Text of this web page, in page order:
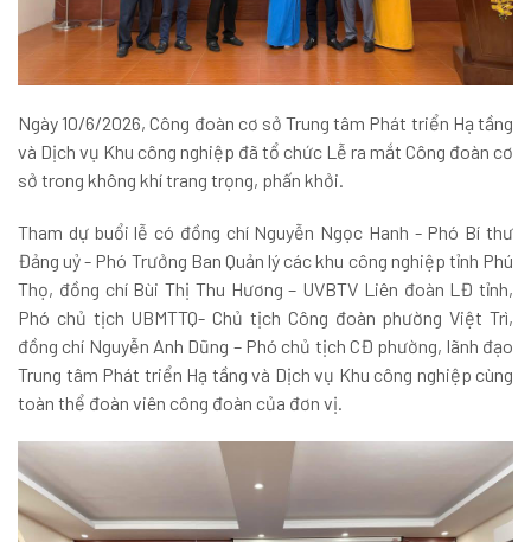
Ngày 10/6/2026, Công đoàn cơ sở Trung tâm Phát triển Hạ tầng
và Dịch vụ Khu công nghiệp đã tổ chức Lễ ra mắt Công đoàn cơ
sở trong không khí trang trọng, phấn khởi.
Tham dự buổi lễ có đồng chí Nguyễn Ngọc Hanh - Phó Bí thư
Đảng uỷ - Phó Trưởng Ban Quản lý các khu công nghiệp tỉnh Phú
Thọ, đồng chí Bùi Thị Thu Hương – UVBTV Liên đoàn LĐ tỉnh,
Phó chủ tịch UBMTTQ- Chủ tịch Công đoàn phường Việt Trì,
đồng chí Nguyễn Anh Dũng – Phó chủ tịch CĐ phường, lãnh đạo
Trung tâm Phát triển Hạ tầng và Dịch vụ Khu công nghiệp cùng
toàn thể đoàn viên công đoàn của đơn vị.